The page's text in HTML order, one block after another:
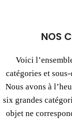
NOS
Voici
catégories et
Nous avons à
six grandes
objet ne